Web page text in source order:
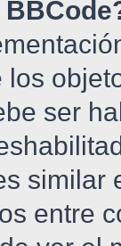
los
ser
similar
entre